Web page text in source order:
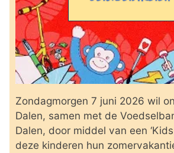
Zondagmorgen 7 juni 2026 wil
Dalen, samen met de
Dalen, door middel van een
deze kinderen hun